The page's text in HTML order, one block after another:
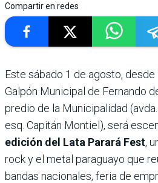
Compartir en redes
Este sábado 1 de agosto, desde
Galpón Municipal de Fernando
predio de la Municipalidad
esq. Capitán Montiel), será
edición del Lata Parará Fest,
rock y el metal paraguayo que
bandas nacionales, feria de